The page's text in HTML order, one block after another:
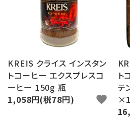
KREIS クライス インスタン
トコーヒー エクスプレスコ
ーヒー 150g 瓶
1,058円(税78円)
favorite
ト
テ